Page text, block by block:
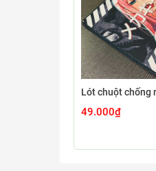
49.000₫